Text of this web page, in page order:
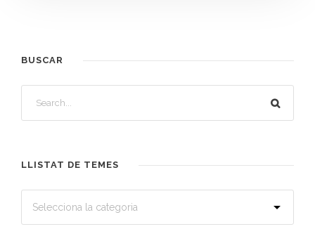
BUSCAR
LLISTAT DE TEMES